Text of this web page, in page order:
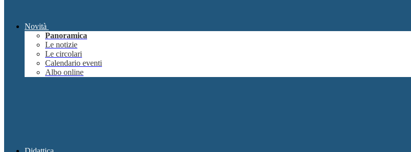
Novità
Panoramica
Le notizie
Le circolari
Calendario eventi
Albo online